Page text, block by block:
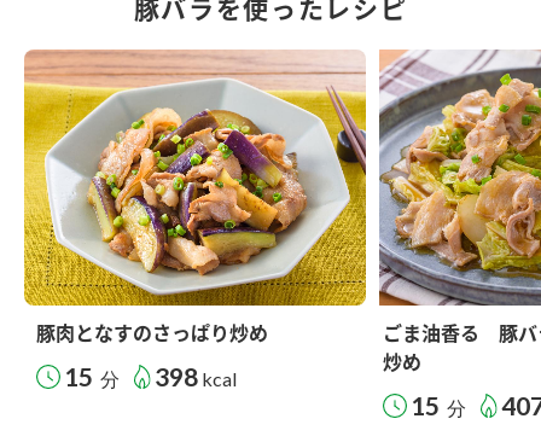
豚バラを使ったレシピ
豚肉となすのさっぱり炒め
15 分 398 kcal
ごま油香る 豚バ
炒め
15 分